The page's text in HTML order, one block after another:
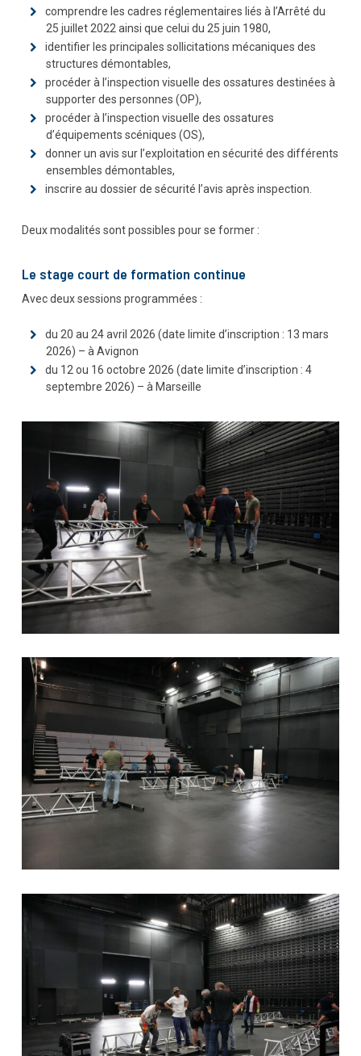
comprendre les cadres réglementaires liés à l’Arrêté du
25 juillet 2022 ainsi que celui du 25 juin 1980,
identifier les principales sollicitations mécaniques des
structures démontables,
procéder à l’inspection visuelle des ossatures destinées à
supporter des personnes (OP),
procéder à l’inspection visuelle des ossatures
d’équipements scéniques (OS),
donner un avis sur l’exploitation en sécurité des différents
ensembles démontables,
inscrire au dossier de sécurité l’avis après inspection.
Deux modalités sont possibles pour se former :
Le stage court de formation continue
Avec deux sessions programmées :
du 20 au 24 avril 2026 (date limite d’inscription : 13 mars
2026) – à Avignon
du 12 ou 16 octobre 2026 (date limite d’inscription : 4
septembre 2026) – à Marseille